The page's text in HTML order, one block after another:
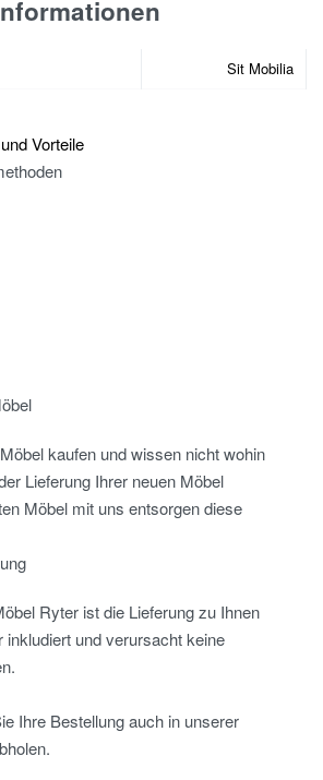
Sit Mobilia
Vorteile
kaufen und wissen nicht wohin
Lieferung Ihrer neuen Möbel
Möbel mit uns entsorgen diese
Ryter ist die Lieferung zu Ihnen
inkludiert und verursacht keine
Ihre Bestellung auch in unserer